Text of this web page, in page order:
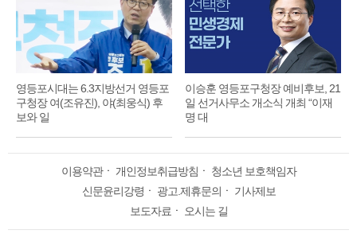
영등포시대는 6.3지방선거 영등포
구청장 여(조유진), 야(최웅식) 후
보와 일
이승훈 영등포구청장 예비후보, 21
일 선거사무소 개소식 개최 “이재
명 대
이용약관ㆍ 개인정보취급방침 ㆍ 청소년 보호책임자
신문윤리강령 ㆍ 광고.제휴문의 ㆍ 기사제보
보도자료ㆍ 오시는 길